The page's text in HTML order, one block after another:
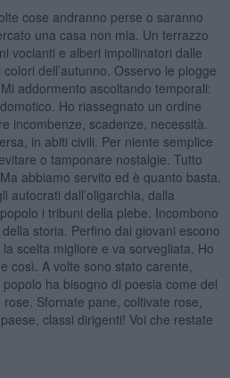
cose andranno perse o saranno
una casa non mia. Un terrazzo
vocianti e alberi impollinatori dalle
dell’autunno. Osservo le piogge
addormento ascoltando temporali:
Ho riassegnato un ordine
incombenze, scadenze, necessità.
in abiti civili. Per niente semplice
o tamponare nostalgie. Tutto
abbiamo servito ed è quanto basta.
autocrati dall’oligarchia, dalla
i tribuni della plebe. Incombono
storia. Perfino dai giovani escono
scelta migliore e va sorvegliata. Ho
così. A volte sono stato carente,
ha bisogno di poesia come del
Sfornate pane, coltivate rose,
classi dirigenti! Voi che restate